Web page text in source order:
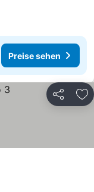
Preise sehen
Teilen